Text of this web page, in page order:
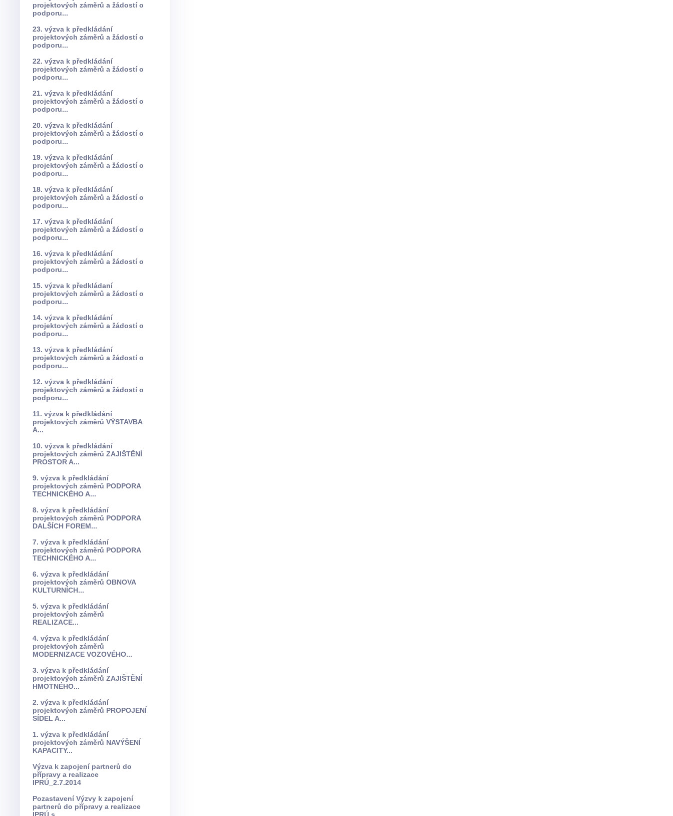
projektových záměrů a žádostí o
podporu...
23. výzva k předkládání
projektových záměrů a žádostí o
podporu...
22. výzva k předkládání
projektových záměrů a žádostí o
podporu...
21. výzva k předkládání
projektových záměrů a žádostí o
podporu...
20. výzva k předkládání
projektových záměrů a žádostí o
podporu...
19. výzva k předkládání
projektových záměrů a žádostí o
podporu...
18. výzva k předkládání
projektových záměrů a žádostí o
podporu...
17. výzva k předkládání
projektových záměrů a žádostí o
podporu...
16. výzva k předkládání
projektových záměrů a žádostí o
podporu...
15. výzva k předkládaní
projektových záměrů a žádostí o
podporu...
14. výzva k předkládání
projektových záměrů a žádostí o
podporu...
13. výzva k předkládání
projektových záměrů a žádostí o
podporu...
12. výzva k předkládání
projektových záměrů a žádostí o
podporu...
11. výzva k předkládání
projektových záměrů VÝSTAVBA
A...
10. výzva k předkládání
projektových záměrů ZAJIŠTĚNÍ
PROSTOR A...
9. výzva k předkládání
projektových záměrů PODPORA
TECHNICKÉHO A...
8. výzva k předkládání
projektových záměrů PODPORA
DALŠÍCH FOREM...
7. výzva k předkládání
projektových záměrů PODPORA
TECHNICKÉHO A...
6. výzva k předkládání
projektových záměrů OBNOVA
KULTURNÍCH...
5. výzva k předkládání
projektových záměrů
REALIZACE...
4. výzva k předkládání
projektových záměrů
MODERNIZACE VOZOVÉHO...
3. výzva k předkládání
projektových záměrů ZAJIŠTĚNÍ
HMOTNÉHO...
2. výzva k předkládání
projektových záměrů PROPOJENÍ
SÍDEL A...
1. výzva k předkládání
projektových záměrů NAVÝŠENÍ
KAPACITY...
Výzva k zapojení partnerů do
přípravy a realizace
IPRÚ_2.7.2014
Pozastavení Výzvy k zapojení
partnerů do přípravy a realizace